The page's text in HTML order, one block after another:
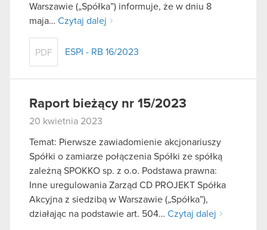
Warszawie („Spółka”) informuje, że w dniu 8
maja… Czytaj dalej
PDF ESPI - RB 16/2023
Raport bieżący nr 15/2023
20 kwietnia 2023
Temat: Pierwsze zawiadomienie akcjonariuszy
Spółki o zamiarze połączenia Spółki ze spółką
zależną SPOKKO sp. z o.o. Podstawa prawna:
Inne uregulowania Zarząd CD PROJEKT Spółka
Akcyjna z siedzibą w Warszawie („Spółka”),
działając na podstawie art. 504… Czytaj dalej